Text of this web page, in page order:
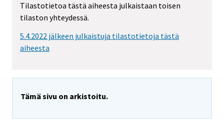
Tilastotietoa tästä aiheesta julkaistaan toisen
tilaston yhteydessä.
5.4.2022 jälkeen julkaistuja tilastotietoja tästä
aiheesta
Tämä sivu on arkistoitu.